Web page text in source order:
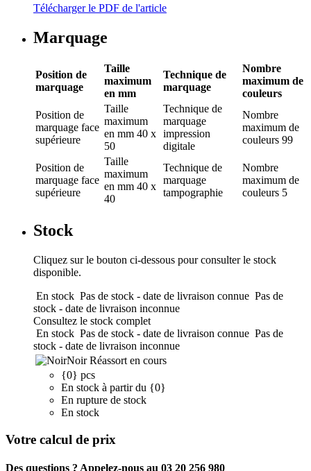
Télécharger le PDF de l'article
Marquage
Position de
marquage
Taille
maximum
en mm
Technique de
marquage
Nombre
maximum de
couleurs
Position de
marquage face
supérieure
Taille
maximum
en mm 40 x
50
Technique de
marquage
impression
digitale
Nombre
maximum de
couleurs 99
Position de
marquage face
supérieure
Taille
maximum
en mm 40 x
40
Technique de
marquage
tampographie
Nombre
maximum de
couleurs 5
Stock
Cliquez sur le bouton ci-dessous pour consulter le stock
disponible.
En stock Pas de stock - date de livraison connue Pas de
stock - date de livraison inconnue
Consultez le stock complet
En stock Pas de stock - date de livraison connue Pas de
stock - date de livraison inconnue
Noir Réassort en cours
{0} pcs
En stock à partir du {0}
En rupture de stock
En stock
Votre calcul de prix
Des questions ? Appelez-nous au 03 20 256 980